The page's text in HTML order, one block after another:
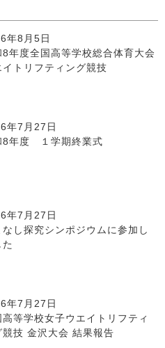
年8月5日
8年度全国高等学校総合体育大会
イトリフティング競技
年7月27日
8年度 １学期終業式
年7月27日
なし探究シンポジウムに参加し
た
年7月27日
高等学校女子ウエイトリフティ
競技 金沢大会 結果報告